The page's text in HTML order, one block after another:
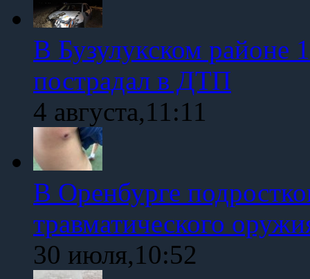
В Бузулукском районе
пострадал в ДТП
4 августа,11:11
В Оренбурге
травматического
30 июля,10:52